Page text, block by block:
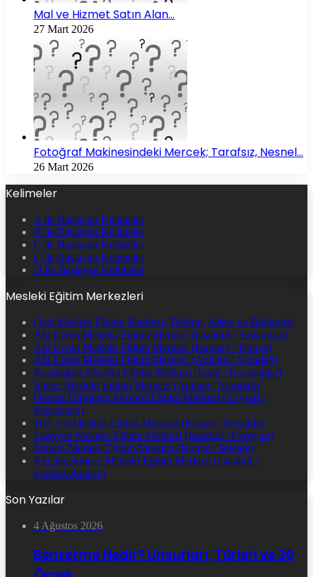
Mal ve Hizmet Satın Alan…
27 Mart 2026
Fotoğraf Makinesindeki Mercek; Tarafsız, Nesnel…
26 Mart 2026
Kelimeler
A ile Başlayan Kelimeler
B ile Başlayan Kelimeler
C ile Başlayan Kelimeler
Ç ile Başlayan Kelimeler
D ile Başlayan Kelimeler
Mesleki Eğitim Merkezleri
Gazi Mesleki Eğitim Merkezi: Telefon, Adres ve Bölümleri
Ahi Evren Mesleki Eğitim Merkezi (İstanbul / Sultangazi)
Ahi Evran Mesleki Eğitim Merkezi (Karatay / Konya)
Ahi Evran Mesleki Eğitim Merkezi (Ankara / Altındağ)
Karabağlar Mesleki Eğitim Merkezi (İzmir / Karabağlar)
Siteler Mesleki Eğitim Merkezi (Ankara / Altındağ)
Osman Düşüngel Mesleki Eğitim Merkezi (Kayseri /
Kocasinan)
100. Yıl Mesleki Eğitim Merkezi (Konya / Selçuklu)
Esenyurt Mesleki Eğitim Merkezi (İstanbul / Esenyurt)
Meram Mesleki Eğitim Merkezi (Konya / Meram)
Küçükçekmece Mesleki Eğitim Merkezi (İstanbul /
Küçükçekmece)
Son Yazılar
4 Ağustos 2026
Benzetme Nedir? Unsurları, Türleri ve 30